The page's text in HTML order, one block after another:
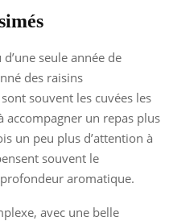
seule année de
des raisins
souvent les cuvées les
accompagner un repas plus
un peu plus d’attention à
souvent le
aromatique.
avec une belle